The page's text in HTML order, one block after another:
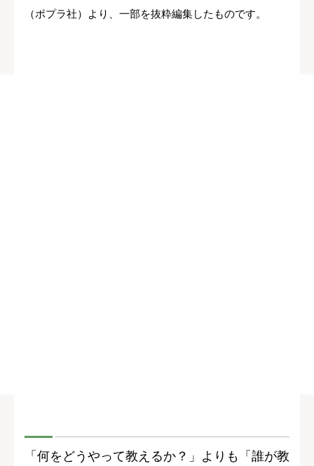
（ポプラ社）より、一部を抜粋編集したものです。
「何をどうやって教えるか？」よりも「誰が教